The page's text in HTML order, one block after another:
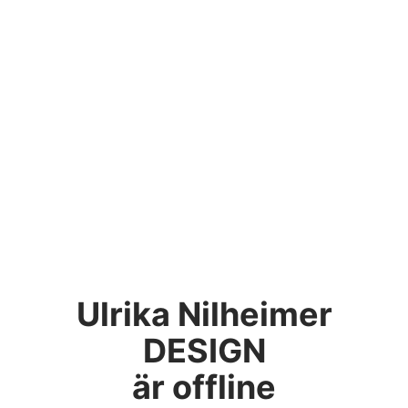
Ulrika Nilheimer
DESIGN
är offline